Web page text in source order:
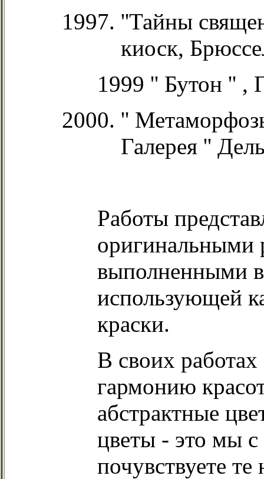
''Тайны
киоск,
1999 '' Бутон '' ,
''
Галерея ''
Работы
оригинальными
выполненными
использующей
краски.
В своих
гармонию
абстрактные
цветы - это мы
почувствуете